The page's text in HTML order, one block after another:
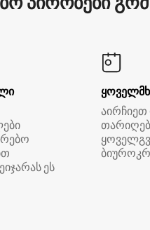
ეს
აირჩიეთ